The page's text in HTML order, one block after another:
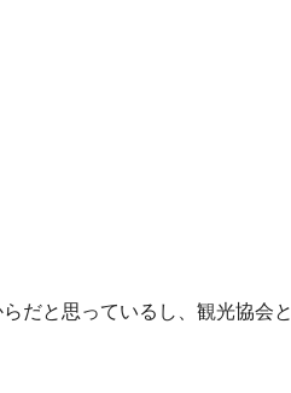
だと思っているし、観光協会と